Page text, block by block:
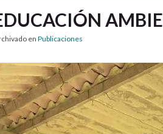
en Publicaciones